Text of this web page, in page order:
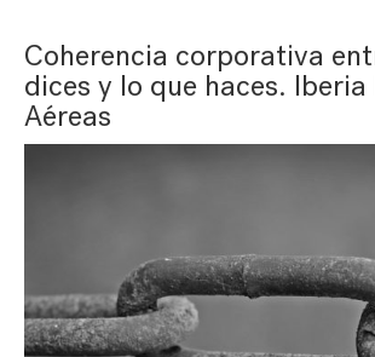
Coherencia corporativa
dices y lo que haces. Iberia
Aéreas